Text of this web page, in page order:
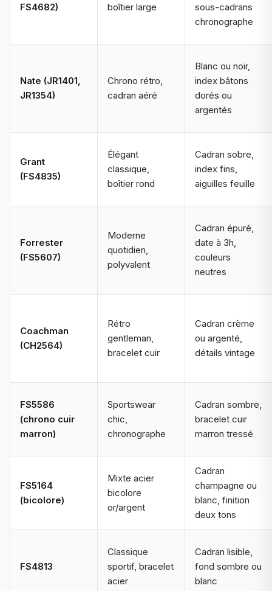
FS4682)
boîtier large
sous-cadrans
chronographe
Nate (JR1401,
JR1354)
Chrono rétro,
cadran aéré
Blanc ou noir,
index bâtons
dorés ou
argentés
Grant
(FS4835)
Élégant
classique,
boîtier rond
Cadran sobre,
index fins,
aiguilles feuille
Forrester
(FS5607)
Moderne
quotidien,
polyvalent
Cadran épuré,
date à 3h,
couleurs
neutres
Coachman
(CH2564)
Rétro
gentleman,
bracelet cuir
Cadran crème
ou argenté,
détails vintage
FS5586
(chrono cuir
marron)
Sportswear
chic,
chronographe
Cadran sombre,
bracelet cuir
marron tressé
FS5164
(bicolore)
Mixte acier
bicolore
or/argent
Cadran
champagne ou
blanc, finition
deux tons
FS4813
Classique
sportif, bracelet
acier
Cadran lisible,
fond sombre ou
blanc